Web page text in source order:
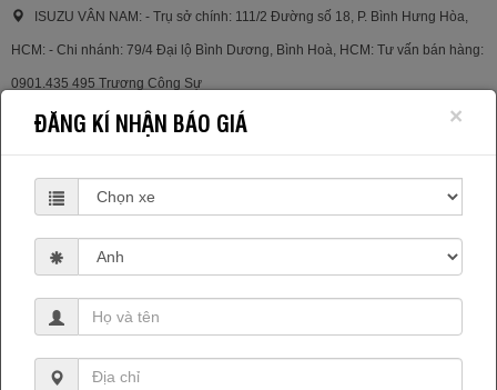
ISUZU VÂN NAM: - Trụ sở chính: 111/2 Đường số 18, P. Bình Hưng Hòa,
HCM: - Chi nhánh: 79/4 Đại lộ Bình Dương, Bình Hoà, HCM: Tư vấn bán hàng:
0901.435 495 Trương Công Sự
×
ĐĂNG KÍ NHẬN BÁO GIÁ